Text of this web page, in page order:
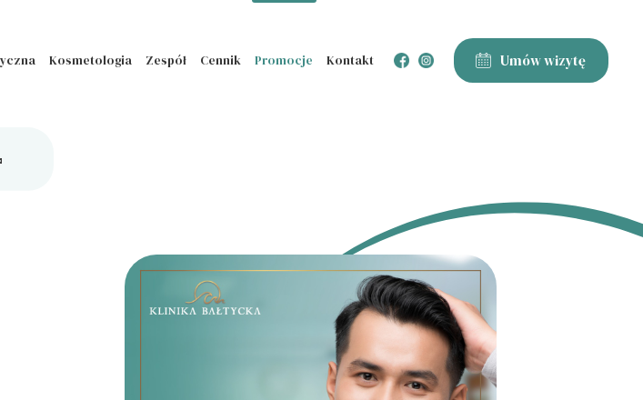
Kosmetologia Zespół Cennik Promocje Kontakt Umów wizytę